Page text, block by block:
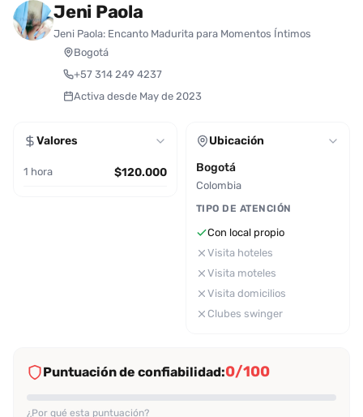
Jeni Paola
Jeni Paola: Encanto Madurita para Momentos Íntimos
Bogotá
+57 314 249 4237
Activa desde May de 2023
Valores
1 hora $120.000
Ubicación
Bogotá
Colombia
TIPO DE ATENCIÓN
Con local propio
Visita hoteles
Visita moteles
Visita domicilios
Clubes swinger
Puntuación de confiabilidad:0/100
¿Por qué esta puntuación?